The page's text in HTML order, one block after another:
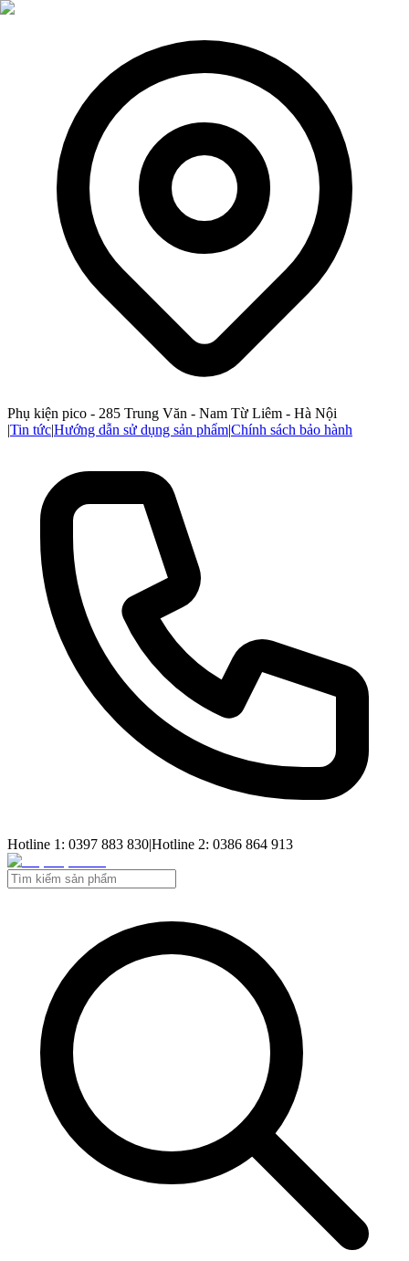
Phụ kiện pico - 285 Trung Văn - Nam Từ Liêm - Hà Nội
|Tin tức|Hướng dẫn sử dụng sản phẩm|Chính sách bảo hành
Hotline 1: 0397 883 830|Hotline 2: 0386 864 913